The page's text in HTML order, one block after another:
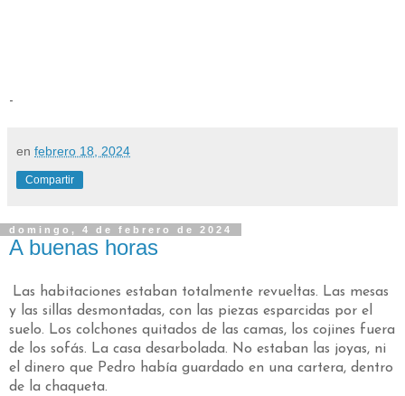
-
en febrero 18, 2024
Compartir
domingo, 4 de febrero de 2024
A buenas horas
Las habitaciones estaban totalmente revueltas. Las mesas
y las sillas desmontadas, con las piezas esparcidas por el
suelo. Los colchones quitados de las camas, los cojines fuera
de los sofás. La casa desarbolada. No estaban las joyas, ni
el dinero que Pedro había guardado en una cartera, dentro
de la chaqueta.